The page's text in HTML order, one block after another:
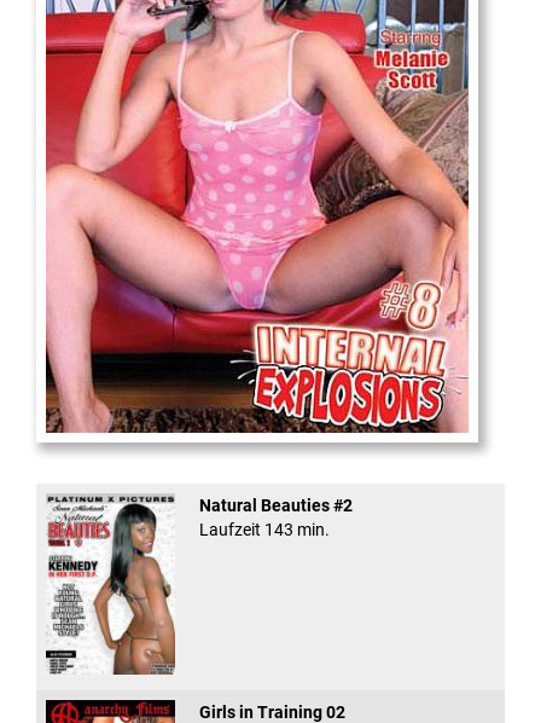
Internal Explosionen
Natural Beauties #2
Laufzeit 143 min.
Girls in Training 02